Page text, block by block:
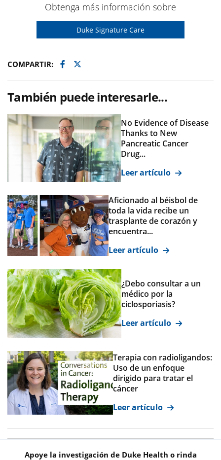
Obtenga más información sobre
Duke Signature Care
COMPARTIR: Facebook
Twitter
También puede interesarle...
No Evidence of Disease
Thanks to New
Pancreatic Cancer
Drug...
Leer artículo
Aficionado al béisbol de
toda la vida recibe un
trasplante de corazón y
encuentra...
Leer artículo
¿Debo consultar a un
médico por la
ciclosporiasis?
Leer artículo
Terapia con radioligandos:
Uso de un enfoque
dirigido para tratar el
cáncer
Leer artículo
Apoye la investigación de Duke Health o rinda